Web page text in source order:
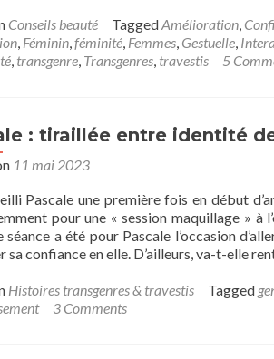
Conseils beauté TaggedAmélioration,
, Féminin,féminité, Femmes, Gestuelle,
, transgenre, Transgenres, travestis 5
: tiraillée entre identité
11 mai 2023
Pascale une première fois en début
pour une « session maquillage » à
séance a été pour Pascale l’occasion
sa confiance en elle. D’ailleurs, va-t-elle
Histoires transgenres & travestis Tagged
3 Comments